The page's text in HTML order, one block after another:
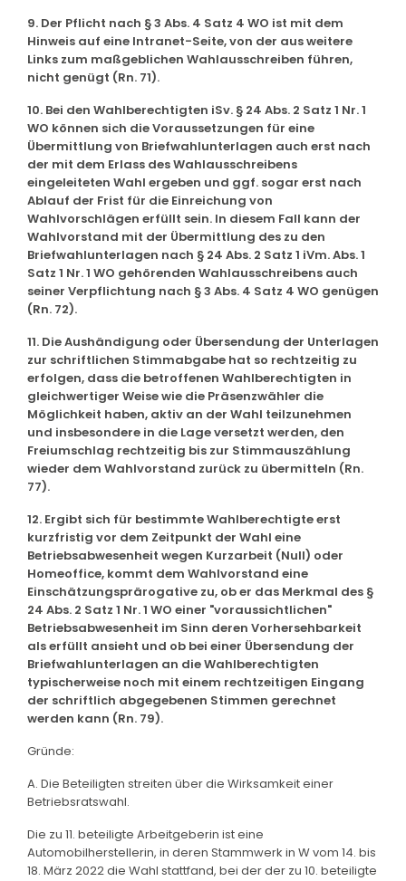
9. Der Pflicht nach § 3 Abs. 4 Satz 4 WO ist mit dem
Hinweis auf eine Intranet-Seite, von der aus weitere
Links zum maßgeblichen Wahlausschreiben führen,
nicht genügt (Rn. 71).
10. Bei den Wahlberechtigten iSv. § 24 Abs. 2 Satz 1 Nr. 1
WO können sich die Voraussetzungen für eine
Übermittlung von Briefwahlunterlagen auch erst nach
der mit dem Erlass des Wahlausschreibens
eingeleiteten Wahl ergeben und ggf. sogar erst nach
Ablauf der Frist für die Einreichung von
Wahlvorschlägen erfüllt sein. In diesem Fall kann der
Wahlvorstand mit der Übermittlung des zu den
Briefwahlunterlagen nach § 24 Abs. 2 Satz 1 iVm. Abs. 1
Satz 1 Nr. 1 WO gehörenden Wahlausschreibens auch
seiner Verpflichtung nach § 3 Abs. 4 Satz 4 WO genügen
(Rn. 72).
11. Die Aushändigung oder Übersendung der Unterlagen
zur schriftlichen Stimmabgabe hat so rechtzeitig zu
erfolgen, dass die betroffenen Wahlberechtigten in
gleichwertiger Weise wie die Präsenzwähler die
Möglichkeit haben, aktiv an der Wahl teilzunehmen
und insbesondere in die Lage versetzt werden, den
Freiumschlag rechtzeitig bis zur Stimmauszählung
wieder dem Wahlvorstand zurück zu übermitteln (Rn.
77).
12. Ergibt sich für bestimmte Wahlberechtigte erst
kurzfristig vor dem Zeitpunkt der Wahl eine
Betriebsabwesenheit wegen Kurzarbeit (Null) oder
Homeoffice, kommt dem Wahlvorstand eine
Einschätzungsprärogative zu, ob er das Merkmal des §
24 Abs. 2 Satz 1 Nr. 1 WO einer "voraussichtlichen"
Betriebsabwesenheit im Sinn deren Vorhersehbarkeit
als erfüllt ansieht und ob bei einer Übersendung der
Briefwahlunterlagen an die Wahlberechtigten
typischerweise noch mit einem rechtzeitigen Eingang
der schriftlich abgegebenen Stimmen gerechnet
werden kann (Rn. 79).
Gründe:
A. Die Beteiligten streiten über die Wirksamkeit einer
Betriebsratswahl.
Die zu 11. beteiligte Arbeitgeberin ist eine
Automobilherstellerin, in deren Stammwerk in W vom 14. bis
18. März 2022 die Wahl stattfand, bei der der zu 10. beteiligte